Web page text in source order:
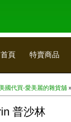
首頁 特賣商品
國代買-愛美麗的雜貨舖
普沙林